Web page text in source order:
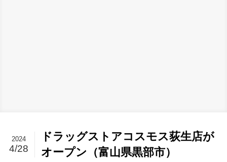
ドラッグストアコスモス荻生店が
オープン（富山県黒部市）
2024
4/28